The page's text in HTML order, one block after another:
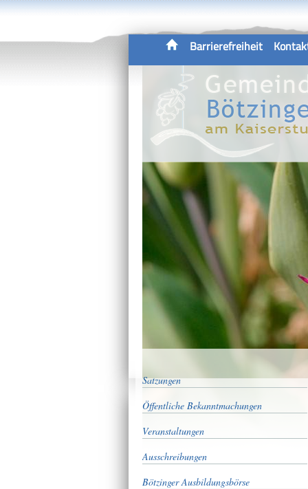
Barrierefreiheit
Satzungen
Öffentliche Bekanntmachungen
Veranstaltungen
Ausschreibungen
Bötzinger Ausbildungsbörse